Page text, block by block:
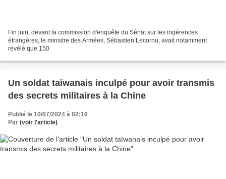
Fin juin, devant la commission d'enquête du Sénat sur les ingérences
étrangères, le ministre des Armées, Sébastien Lecornu, avait notamment
révélé que 150
Un soldat taïwanais inculpé pour avoir transmis
des secrets militaires à la Chine
Publié le 10/07/2024 à 02:16
Par (voir l'article)